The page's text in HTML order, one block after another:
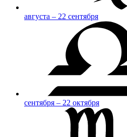
августа – 22 сентября
сентября – 22 октября